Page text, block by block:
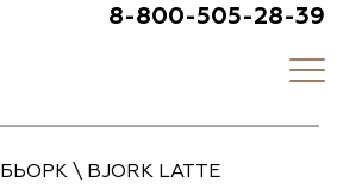
8-800-505-28-39
БЬОРК \ BJORK LATTE